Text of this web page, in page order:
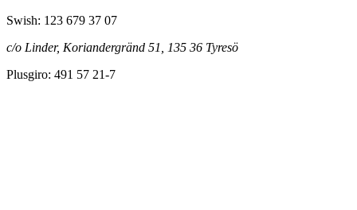
Swish: 123 679 37 07
c/o Linder, Koriandergränd 51, 135 36 Tyresö
Plusgiro: 491 57 21-7